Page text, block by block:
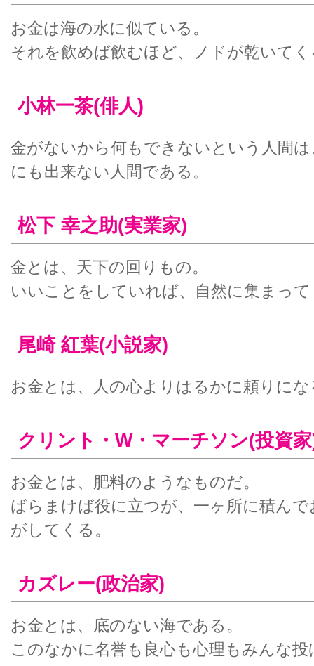
お金は海の水に似ている。
それを飲めば飲むほど、ノドが乾いて
小林一茶(俳人)
金がないから何もできないという人間
にも出来ない人間である。
松下 幸之助(実業家)
金とは、天下の回りもの。
いいことをしていれば、自然に集まっ
尾崎 紅葉(小説家)
お金とは、人の心よりはるかに頼りにな
クリント・W・マーチソン(投資
お金とは、肥料のようなものだ。
ばらまけば役に立つが、一ヶ所に積ん
がしてくる。
カズレー(政治家)
お金とは、底のない海である。
このなかに名誉も良心も心理もみんな